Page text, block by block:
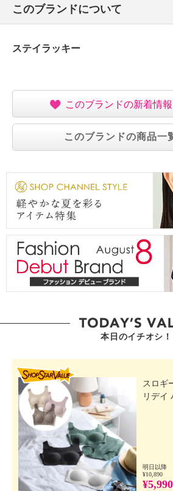
このブランドについて
ステイラッキー
このブランドの新着情
このブランドの商品一
本日のイチオシ！
スロギ
リデイ
明日以降
¥10,890
¥5,990